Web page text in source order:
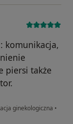
komunikacja,
piersi także
ginekologiczna •